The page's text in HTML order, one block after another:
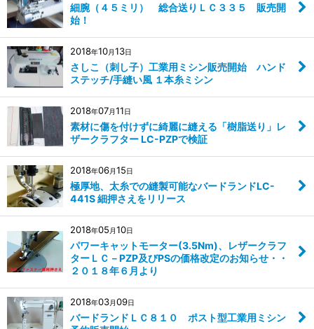
細腕（４５ミリ） 総合送りＬＣ３３５ 販売開
始！
2018年10月13日
さしこ（刺し子）工業用ミシン販売開始 ハンド
ステッチ/手縫い風 １本糸ミシン
2018年07月11日
素材に傷を付けずに綺麗に縫える「樹脂送り」レ
ザークラフター LC-PZPで検証
2018年06月15日
極厚地、太糸での縫製可能なバードランドLC-
441S 細押さえをリリース
2018年05 月10日
パワーキャットモーター(3.5Nm)、レザークラフ
ターＬＣ－PZP及びPSの価格改定のお知らせ・・
２０１８年６月より
2018年03月09日
バードランドＬＣ８１０ ポスト型工業用ミシン